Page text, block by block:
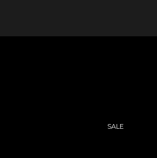
SALE